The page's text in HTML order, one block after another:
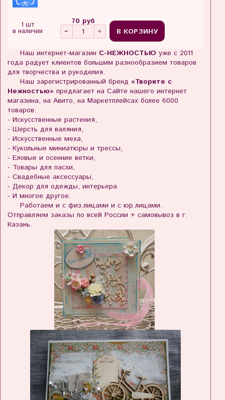
1 шт
в наличии
70 руб
В КОРЗИНУ
Наш интернет-магазин С-НЕЖНОСТЬЮ уже с 2011
года радует клиентов большим разнообразием товаров
для творчества и рукоделия.
Наш зарегистрированный бренд «Творите с
Нежностью» предлагает на Сайте нашего интернет
магазина, на Авито, на Маркетплейсах более 6000
товаров:
- Искусственные растения,
- Шерсть для валяния,
- Искусственные меха,
- Кукольные миниатюры и трессы,
- Еловые и осенние ветки,
- Товары для пасхи,
- Свадебные аксессуары,
- Декор для одежды, интерьера
- И многое другое.
Работаем и с физ.лицами и с юр.лицами.
Отправляем заказы по всей России + самовывоз в г.
Казань.